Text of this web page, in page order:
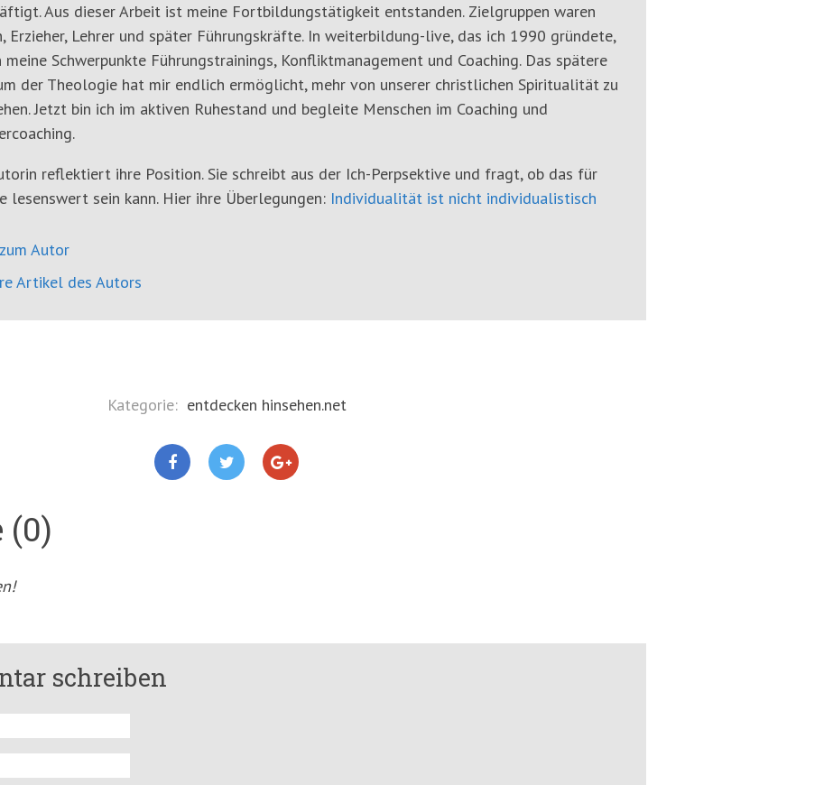
Aus dieser Arbeit ist meine Fortbildungstätigkeit entstanden. Zielgruppen waren
Erzieher, Lehrer und später Führungskräfte. In weiterbildung-live, das ich 1990 gründete,
meine Schwerpunkte Führungstrainings, Konfliktmanagement und Coaching. Das spätere
der Theologie hat mir endlich ermöglicht, mehr von unserer christlichen Spiritualität zu
Jetzt bin ich im aktiven Ruhestand und begleite Menschen im Coaching und
reflektiert ihre Position. Sie schreibt aus der Ich-Perpsektive und fragt, ob das für
lesenswert sein kann. Hier ihre Überlegungen: Individualität ist nicht individualistisch
Autor
Artikel des Autors
Kategorie: entdecken hinsehen.net
(0)
schreiben